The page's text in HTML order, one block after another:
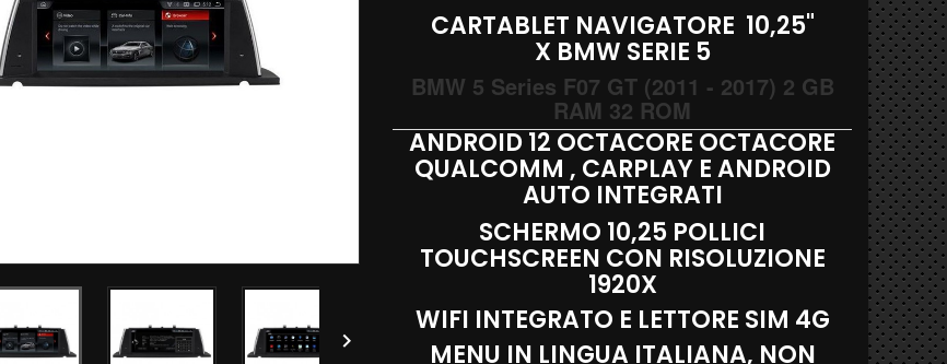

CARTABLET NAVIGATORE 10,25"
X BMW SERIE 5
BMW 5 Series F07 GT (2011 - 2017) 2 GB
RAM 32 ROM
ANDROID 12 OCTACORE OCTACORE
QUALCOMM , CARPLAY E ANDROID
AUTO INTEGRATI
SCHERMO 10,25 POLLICI
TOUCHSCREEN CON RISOLUZIONE
1920X
WIFI INTEGRATO E LETTORE SIM 4G
MENU IN LINGUA ITALIANA, NON